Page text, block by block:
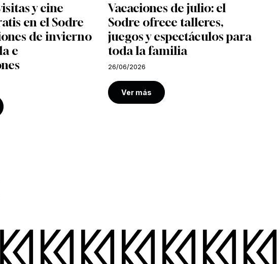
y cine
en el Sodre
de invierno
e
Vacaciones de julio: el
Sodre ofrece talleres,
juegos y espectáculos para
toda la familia
26/06/2026
Ver más